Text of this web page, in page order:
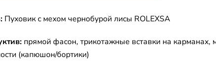
Пуховик с мехом чернобурой лисы ROLEXSA
прямой фасон, трикотажные вставки на карманах,
(капюшон/бортики)